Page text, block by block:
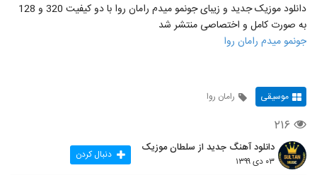
دانلود موزیک جدید و زیبای جونمو میدم رامان روا با دو کیفیت 320 و 128
به صورت کامل و اختصاصی منتشر شد
جونمو میدم رامان روا
موسیقی رامان روا
۲۱۶
دانلود آهنگ جدید از سلطان موزیک
۰۳ دی ۱۳۹۹ دنبال کردن